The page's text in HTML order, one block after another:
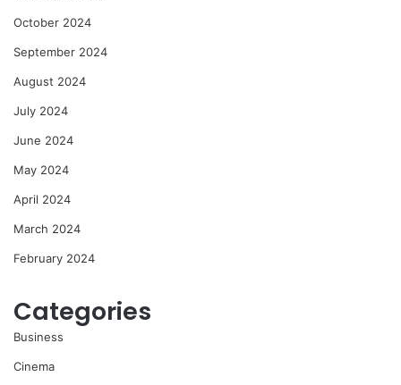
October 2024
September 2024
August 2024
July 2024
June 2024
May 2024
April 2024
March 2024
February 2024
Categories
Business
Cinema